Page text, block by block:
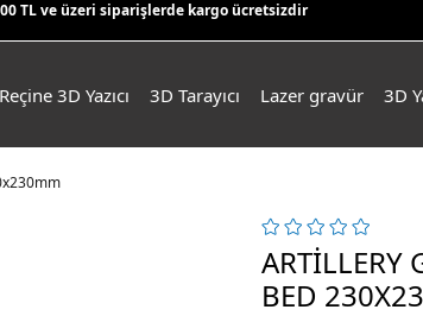
TL ve üzeri siparişlerde kargo ücretsizdir
Reçine 3D Yazıcı 3D Tarayıcı Lazer gravür 3D
ARTILLERY
BED